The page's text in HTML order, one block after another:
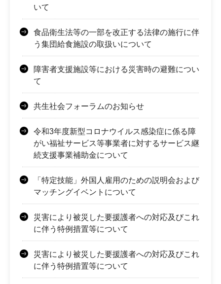
いて
食品衛生法等の一部を改正する法律の施行に伴
う集団給食施設の取扱いについて
障害者支援施設等における災害時の避難につい
て
共生社会フォーラムのお知らせ
令和3年度新型コロナウイルス感染症に係る障
がい福祉サービス等事業者に対するサービス継
続支援事業補助金について
「特定技能」外国人雇用のための説明会および
マッチングイベントについて
災害により被災した要援護者への対応及びこれ
に伴う特例措置等について
災害により被災した要援護者への対応及びこれ
に伴う特例措置等について